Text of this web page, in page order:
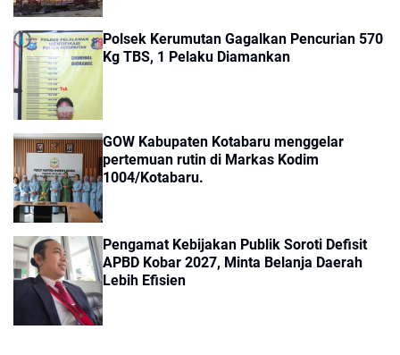
Polsek Kerumutan Gagalkan Pencurian 570
Kg TBS, 1 Pelaku Diamankan
GOW Kabupaten Kotabaru menggelar
pertemuan rutin di Markas Kodim
1004/Kotabaru.
Pengamat Kebijakan Publik Soroti Defisit
APBD Kobar 2027, Minta Belanja Daerah
Lebih Efisien